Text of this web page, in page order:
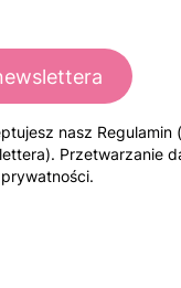
nasz Regulamin
Przetwarzanie